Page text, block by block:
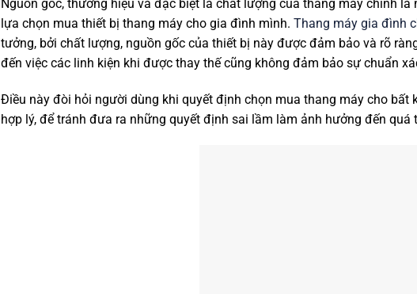
Nguồn gốc, thương hiệu và đặc biệt là chất lượng của thang máy chính
lựa chọn mua thiết bị thang máy cho gia đình mình. Thang máy gia đình
tưởng, bởi chất lượng, nguồn gốc của thiết bị này được đảm bảo và rõ
đến việc các linh kiện khi được thay thế cũng không đảm bảo sự chuẩn
Điều này đòi hỏi người dùng khi quyết định chọn mua thang máy cho bất
hợp lý, để tránh đưa ra những quyết định sai lầm làm ảnh hưởng đến